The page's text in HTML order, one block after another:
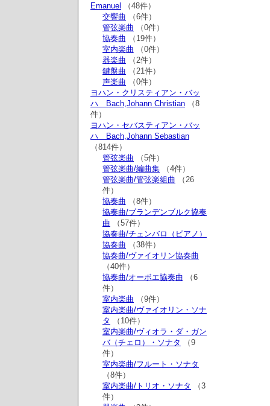
Emanuel
（48件）
交響曲 （6件）
管弦楽曲 （0件）
協奏曲 （19件）
室内楽曲 （0件）
器楽曲 （2件）
鍵盤曲 （21件）
声楽曲 （0件）
ヨハン・クリスティアン・バッ
ハ Bach,Johann Christian （8
件）
ヨハン・セバスティアン・バッ
ハ Bach,Johann Sebastian
（814件）
管弦楽曲 （5件）
管弦楽曲/編曲集 （4件）
管弦楽曲/管弦楽組曲 （26
件）
協奏曲 （8件）
協奏曲/ブランデンブルク協奏
曲 （57件）
協奏曲/チェンバロ（ピアノ）
協奏曲 （38件）
協奏曲/ヴァイオリン協奏曲
（40件）
協奏曲/オーボエ協奏曲 （6
件）
室内楽曲 （9件）
室内楽曲/ヴァイオリン・ソナ
タ
（10件）
室内楽曲/ヴィオラ・ダ・ガン
バ（チェロ）・ソナタ
（9
件）
室内楽曲/フルート・ソナタ
（8件）
室内楽曲/トリオ・ソナタ
（3
件）